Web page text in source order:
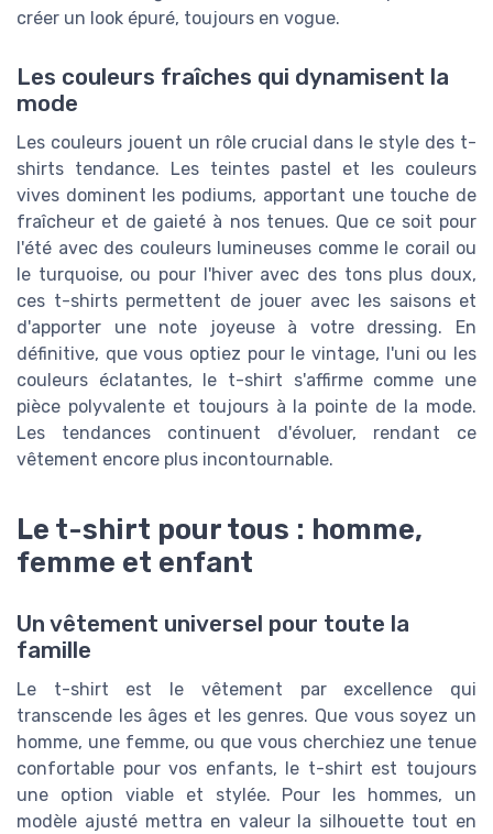
créer un look épuré, toujours en vogue.
Les couleurs fraîches qui dynamisent la
mode
Les couleurs jouent un rôle crucial dans le style des t-
shirts tendance. Les teintes pastel et les couleurs
vives dominent les podiums, apportant une touche de
fraîcheur et de gaieté à nos tenues. Que ce soit pour
l'été avec des couleurs lumineuses comme le corail ou
le turquoise, ou pour l'hiver avec des tons plus doux,
ces t-shirts permettent de jouer avec les saisons et
d'apporter une note joyeuse à votre dressing. En
définitive, que vous optiez pour le vintage, l'uni ou les
couleurs éclatantes, le t-shirt s'affirme comme une
pièce polyvalente et toujours à la pointe de la mode.
Les tendances continuent d'évoluer, rendant ce
vêtement encore plus incontournable.
Le t-shirt pour tous : homme,
femme et enfant
Un vêtement universel pour toute la
famille
Le t-shirt est le vêtement par excellence qui
transcende les âges et les genres. Que vous soyez un
homme, une femme, ou que vous cherchiez une tenue
confortable pour vos enfants, le t-shirt est toujours
une option viable et stylée. Pour les hommes, un
modèle ajusté mettra en valeur la silhouette tout en